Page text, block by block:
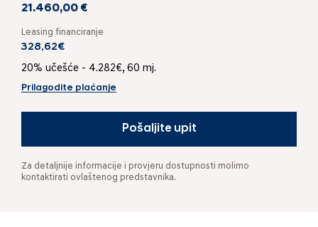
21.460,00 €
Leasing financiranje
328,62€
20% učešće - 4.282€, 60 mj.
Prilagodite plaćanje
Pošaljite upit
Za detaljnije informacije i provjeru dostupnosti molimo
kontaktirati ovlaštenog predstavnika.